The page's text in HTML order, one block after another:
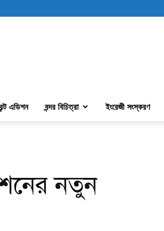
এডিশন বন্দর বিচিত্রা ইংরেজী সংস্করণ
নতুন